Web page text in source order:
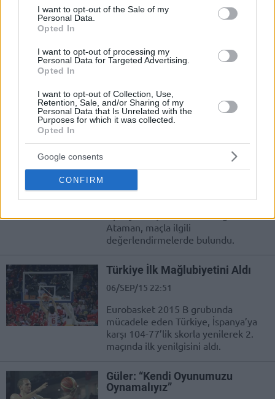
consent section.
I want to opt-out of the Sale of my
Personal Data.
Opted In
I want to opt-out of processing my
Personal Data for Targeted Advertising.
Opted In
I want to opt-out of Collection, Use,
Retention, Sale, and/or Sharing of my
Personal Data that Is Unrelated with the
Purposes for which it was collected.
Opted In
Google consents
CONFIRM
07/SEP/15 10:57
Bosna-Hersek’teki Mirza Delibasic turnuvasına Türkiye’den
07/SEP/15 10:48
Eurobasket 2015 B grubunda
mücadele eden Türkiye bugün
06/SEP/15 22:53
İspanya maçı sonrasında Ergin
Ataman, maçla ilgili
değerlendirmelerde bulundu.
Türkiye İlk Mağlubiyetini Aldı
06/SEP/15 22:51
Eurobasket 2015 B grubunda
mücadele eden Türkiye, İspanya’ya
karşı 104-77’lik skorla yenilerek 2.
maçında ilk yenilgisini aldı.
Güler: “Kendi Oyunumuzu
Oynamalıyız”